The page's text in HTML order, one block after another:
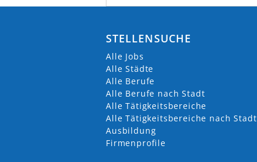
STELLENSUCHE
Alle Jobs
Alle Städte
Alle Berufe
Alle Berufe nach Stadt
Alle Tätigkeitsbereiche
Alle Tätigkeitsbereiche nach Stadt
Ausbildung
Firmenprofile